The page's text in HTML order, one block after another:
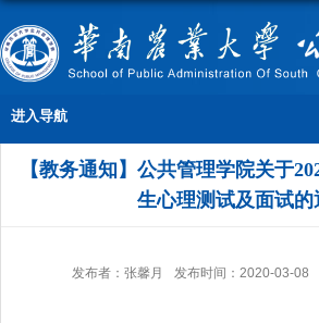
进入导航
【教务通知】公共管理学院关于
生心理测试及面试的
发布者：张馨月 发布时间：2020-03-08